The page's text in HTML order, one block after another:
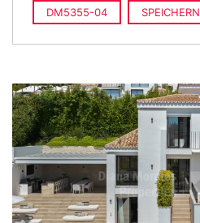
DM5355-04 SPEICHERN